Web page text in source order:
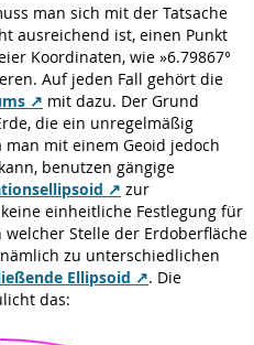
man sich mit der Tatsache
ausreichend ist, einen Punkt
Koordinaten, wie »6.79867°
Auf jeden Fall gehört die
mit dazu. Der Grund
die ein unregelmäßig
man mit einem Geoid jedoch
benutzen gängige
zur
einheitliche Festlegung für
welcher Stelle der Erdoberfläche
zu unterschiedlichen
Ellipsoid
. Die
das: